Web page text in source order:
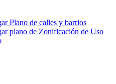
Plano de calles y barrios
plano de Zonificación de Uso